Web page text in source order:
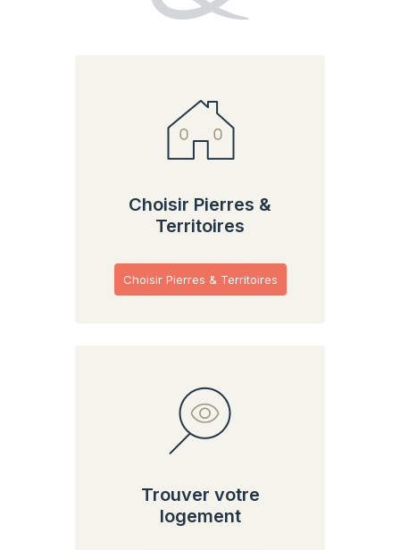
Choisir Pierres &
Territoires
Choisir Pierres & Territoires
Trouver votre
logement